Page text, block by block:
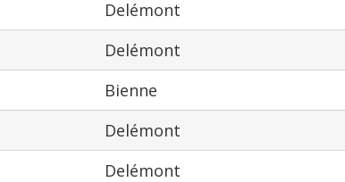
Delémont
Delémont
Bienne
Delémont
Delémont